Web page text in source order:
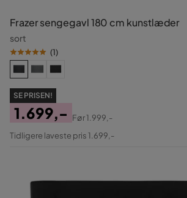
Frazer sengegavl 180 cm kunstlæder
sort
(1)
SE PRISEN!
Pris
1.699,-
Original
Før1.999,-
Tidligere laveste pris 1.699,-